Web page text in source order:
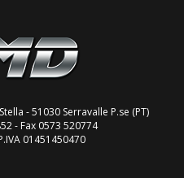
- 51030 Serravalle P.se (PT)
- Fax 0573 520774
01451450470